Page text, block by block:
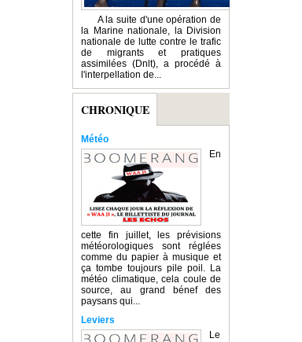
A la suite d'une opération de
la Marine nationale, la Division
nationale de lutte contre le trafic
de migrants et pratiques
assimilées (Dnlt), a procédé à
l'interpellation de...
CHRONIQUE
Météo
En
cette fin juillet, les prévisions
météorologiques sont réglées
comme du papier à musique et
ça tombe toujours pile poil. La
météo climatique, cela coule de
source, au grand bénef des
paysans qui...
Leviers
Le